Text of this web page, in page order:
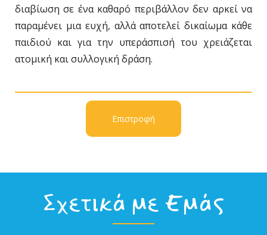
διαβίωση σε ένα καθαρό περιβάλλον δεν αρκεί να
παραμένει μια ευχή, αλλά αποτελεί δικαίωμα κάθε
παιδιού και για την υπεράσπισή του χρειάζεται
ατομική και συλλογική δράση.
Επιστροφή
Σχετικά με Εμάς